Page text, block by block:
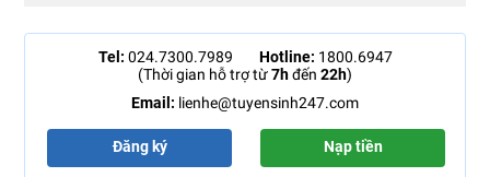
Tel: 024.7300.7989 Hotline: 1800.6947
(Thời gian hỗ trợ từ7hđến 22h)
Email: lienhe@tuyensinh247.com
Đăng ký Nạp tiền